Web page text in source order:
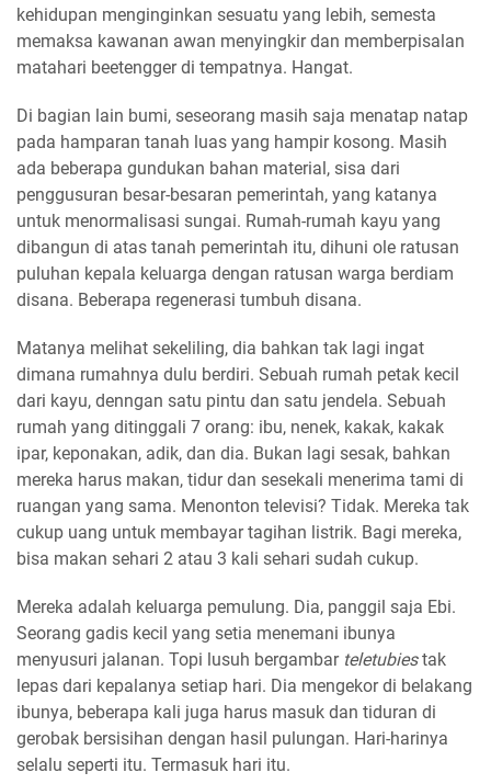
kehidupan menginginkan sesuatu yang lebih, semesta
memaksa kawanan awan menyingkir dan memberpisalan
matahari beetengger di tempatnya. Hangat.
Di bagian lain bumi, seseorang masih saja menatap natap
pada hamparan tanah luas yang hampir kosong. Masih
ada beberapa gundukan bahan material, sisa dari
penggusuran besar-besaran pemerintah, yang katanya
untuk menormalisasi sungai. Rumah-rumah kayu yang
dibangun di atas tanah pemerintah itu, dihuni ole ratusan
puluhan kepala keluarga dengan ratusan warga berdiam
disana. Beberapa regenerasi tumbuh disana.
Matanya melihat sekeliling, dia bahkan tak lagi ingat
dimana rumahnya dulu berdiri. Sebuah rumah petak kecil
dari kayu, denngan satu pintu dan satu jendela. Sebuah
rumah yang ditinggali 7 orang: ibu, nenek, kakak, kakak
ipar, keponakan, adik, dan dia. Bukan lagi sesak, bahkan
mereka harus makan, tidur dan sesekali menerima tami di
ruangan yang sama. Menonton televisi? Tidak. Mereka tak
cukup uang untuk membayar tagihan listrik. Bagi mereka,
bisa makan sehari 2 atau 3 kali sehari sudah cukup.
Mereka adalah keluarga pemulung. Dia, panggil saja Ebi.
Seorang gadis kecil yang setia menemani ibunya
menyusuri jalanan. Topi lusuh bergambar teletubiestak
lepas dari kepalanya setiap hari. Dia mengekor di belakang
ibunya, beberapa kali juga harus masuk dan tiduran di
gerobak bersisihan dengan hasil pulungan. Hari-harinya
selalu seperti itu. Termasuk hari itu.